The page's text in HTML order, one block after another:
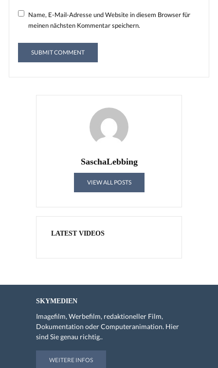
Name, E-Mail-Adresse und Website in diesem Browser für
meinen nächsten Kommentar speichern.
SaschaLebbing
VIEW ALL POSTS
LATEST VIDEOS
SKYMEDIEN
Imagefilm, Werbefilm, redaktioneller Film,
Dokumentation oder Computeranimation. Hier
sind Sie genau richtig..
WEITERE INFOS